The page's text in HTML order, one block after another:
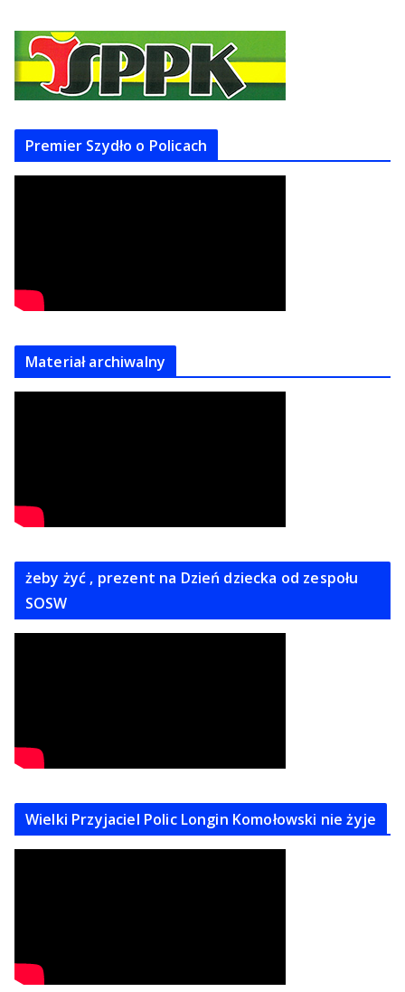
Premier Szydło o Policach
Materiał archiwalny
żeby żyć , prezent na Dzień dziecka od zespołu
SOSW
Wielki Przyjaciel Polic Longin Komołowski nie żyje